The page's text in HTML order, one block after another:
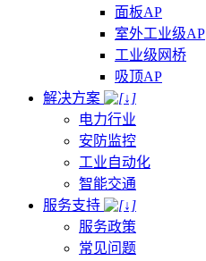
面板AP
室外工业级AP
工业级网桥
吸顶AP
解决方案
电力行业
安防监控
工业自动化
智能交通
服务支持
服务政策
常见问题